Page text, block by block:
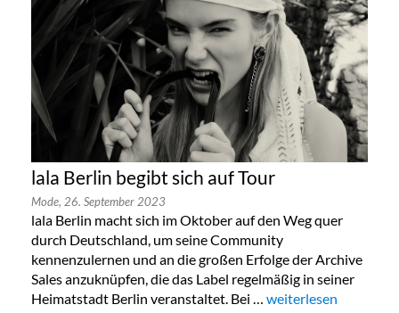
lala Berlin begibt sich auf Tour
Mode, 26. September 2023
lala Berlin macht sich im Oktober auf den Weg quer
durch Deutschland, um seine Community
kennenzulernen und an die großen Erfolge der Archive
Sales anzuknüpfen, die das Label regelmäßig in seiner
Heimatstadt Berlin veranstaltet. Bei … „lala Berlin begibt
weiterlesen